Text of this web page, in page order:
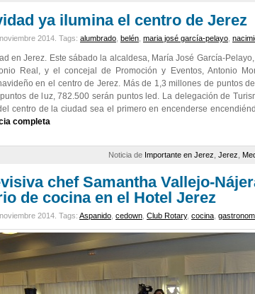
ya ilumina el centro de Jerez
2014. Tags: alumbrado belén maria josé garcía-pelayo
en Jerez. Este sábado la alcaldesa, María José García-
Real, y el concejal de Promoción y Eventos, Antonio
en el centro de Jerez. Más de 1,3 millones de puntos
de luz, 782.500 serán puntos led. La delegación de
centro de la ciudad sea el primero en encenderse
completa
Noticia de Importante en Jerez Jerez
chef Samantha Vallejo-
de cocina en el Hotel Jerez
2014. Tags: Aspanido cedown Club Rotary, cocina